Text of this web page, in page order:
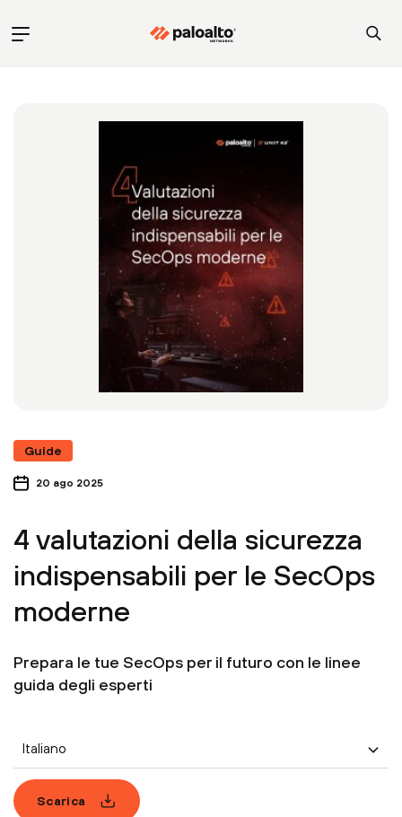
Guide
20 ago 2025
4 valutazioni della sicurezza
indispensabili per le SecOps
moderne
Prepara le tue SecOps per il futuro con le linee
guida degli esperti
Italiano
Scarica